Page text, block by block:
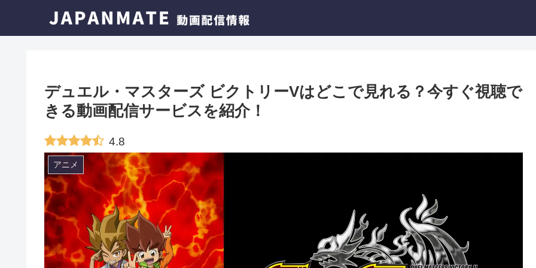
デュエル・マスターズ ビクトリーVはどこで見れる？今すぐ視聴で
きる動画配信サービスを紹介！
4.8
アニメ